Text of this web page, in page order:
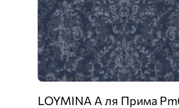
LOYMINA А ля Прима